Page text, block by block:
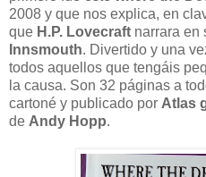
2008 y que nos explica, en
que H.P. Lovecraft narrara en
Innsmouth. Divertido y una
todos aquellos que tengáis
la causa. Son 32 páginas a
cartoné y publicado por Atlas
de Andy Hopp.